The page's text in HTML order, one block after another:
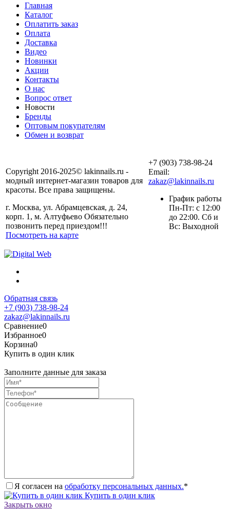
Главная
Каталог
Оплатить заказ
Оплата
Доставка
Видео
Новинки
Акции
Контакты
О нас
Вопрос ответ
Новости
Бренды
Оптовым покупателям
Обмен и возврат
Copyright 2016-2025© lakinnails.ru -
модный интернет-магазин товаров для
красоты. Все права защищены.
г. Москва, ул. Абрамцевская, д. 24,
корп. 1, м. Алтуфьево Обязательно
позвонить перед приездом!!!
Посмотреть на карте
+7 (903) 738-98-24
Email:
zakaz@lakinnails.ru
График работы
Пн-Пт: с 12:00
до 22:00. Сб и
Вс: Выходной
Обратная связь
+7 (903) 738-98-24
zakaz@lakinnails.ru
Сравнение0
Избранное0
Корзина0
Купить в один клик
Заполните данные для заказа
Я согласен на обработку персональных данных.*
Купить в один клик
Закрыть окно